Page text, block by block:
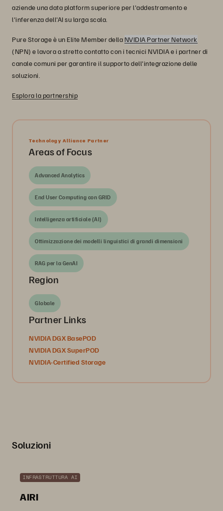
aziende una data platform superiore per l'addestramento e
l'inferenza dell'AI su larga scala.
Pure Storage è un Elite Member della NVIDIA Partner Network
(NPN) e lavora a stretto contatto con i tecnici NVIDIA e i partner di
canale comuni per garantire il supporto dell'integrazione delle
soluzioni.
Esplora la partnership
Technology Alliance Partner
Areas of Focus
Advanced Analytics
End User Computing con GRID
Intelligenza artificiale (AI)
Ottimizzazione dei modelli linguistici di grandi dimensioni
RAG per la GenAI
Region
Globale
Partner Links
NVIDIA DGX BasePOD
NVIDIA DGX SuperPOD
NVIDIA-Certified Storage
Soluzioni
INFRASTRUTTURA AI
AIRI